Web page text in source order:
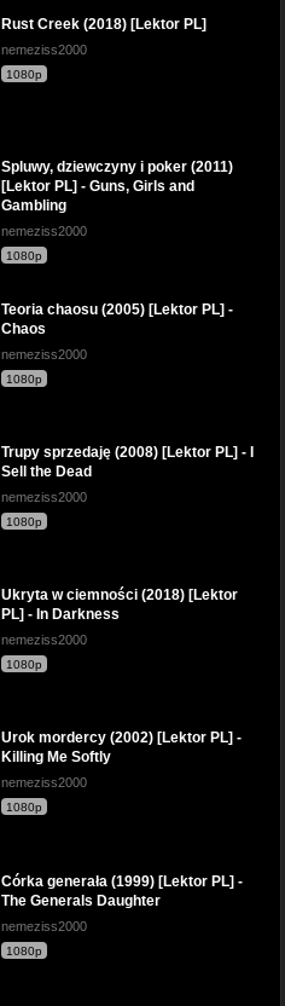
Rust Creek (2018) [Lektor PL]
nemeziss2000
1080p
Spluwy, dziewczyny i poker (2011)
[Lektor PL] - Guns, Girls and
Gambling
nemeziss2000
1080p
Teoria chaosu (2005) [Lektor PL] -
Chaos
nemeziss2000
1080p
Trupy sprzedaję (2008) [Lektor PL] - I
Sell the Dead
nemeziss2000
1080p
Ukryta w ciemności (2018) [Lektor
PL] - In Darkness
nemeziss2000
1080p
Urok mordercy (2002) [Lektor PL] -
Killing Me Softly
nemeziss2000
1080p
Córka generała (1999) [Lektor PL] -
The Generals Daughter
nemeziss2000
1080p